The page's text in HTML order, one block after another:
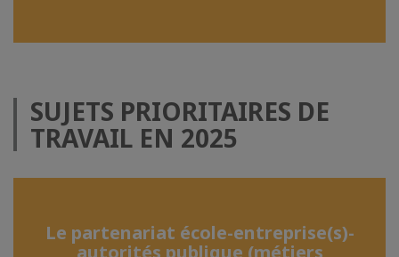
SUJETS PRIORITAIRES DE
TRAVAIL EN 2025
Le partenariat école-entreprise(s)-
autorités publique (métiers